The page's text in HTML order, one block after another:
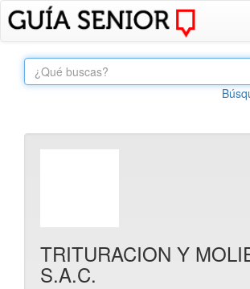
TRITURACION Y
S.A.C.